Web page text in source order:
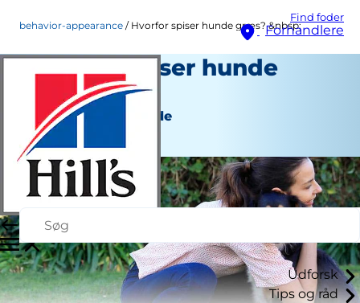
Find foder
Forhandlere
Udforsk
Tips og råd
behavior-appearance Hvorfor spiser hunde græs? &nbsp;
Hvorfor spiser hunde
græs?
Adfærd og udseende
Personale Forfatter